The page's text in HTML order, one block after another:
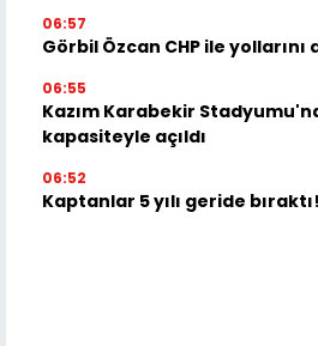
06:57
Görbil Özcan CHP ile yollarını
06:55
Kazım Karabekir
kapasiteyle açıldı
06:52
Kaptanlar 5 yılı geride bıraktı!